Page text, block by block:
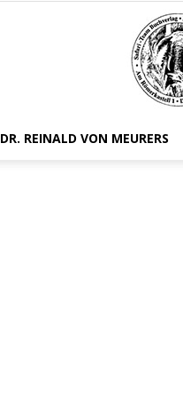
DR. REINALD VON MEURERS